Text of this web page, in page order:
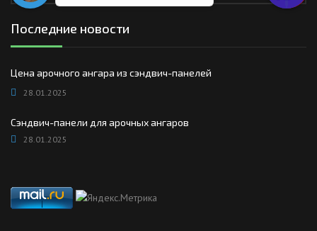
Последние новости
Цена арочного ангара из сэндвич-панелей
28.01.2025
Сэндвич-панели для арочных ангаров
28.01.2025